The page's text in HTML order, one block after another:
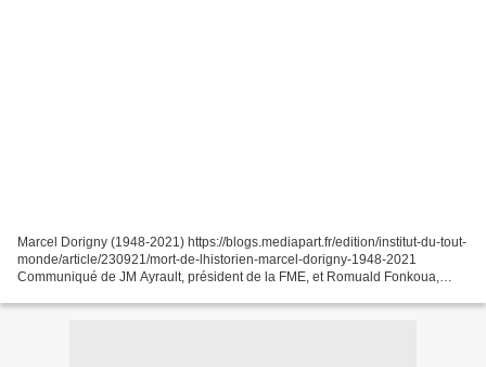
Marcel Dorigny (1948-2021) https://blogs.mediapart.fr/edition/institut-du-tout-
monde/article/230921/mort-de-lhistorien-marcel-dorigny-1948-2021
Communiqué de JM Ayrault, président de la FME, et Romuald Fonkoua,